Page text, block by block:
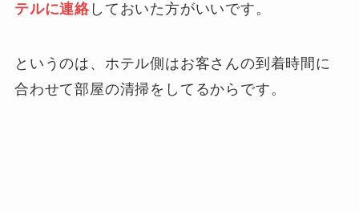
テルに連絡しておいた方がいいです。
というのは、ホテル側はお客さんの到着時間に
合わせて部屋の清掃をしてるからです。